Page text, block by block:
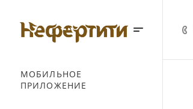
МОБИЛЬНОЕ
ПРИЛОЖЕНИЕ